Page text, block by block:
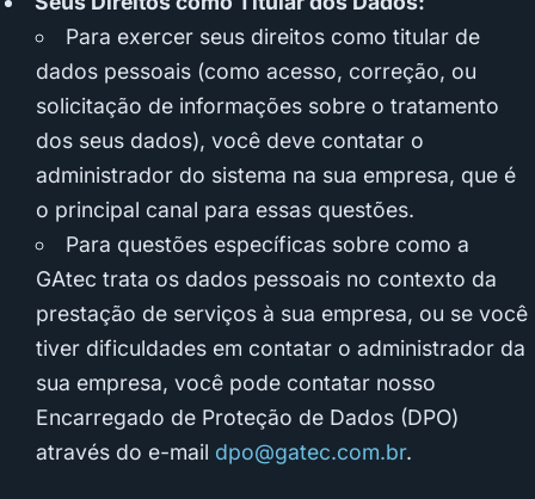
Para exercer seus direitos como titular de
dados pessoais (como acesso, correção, ou
solicitação de informações sobre o tratamento
dos seus dados), você deve contatar o
administrador do sistema na sua empresa, que é
o principal canal para essas questões.
Para questões específicas sobre como a
GAtec trata os dados pessoais no contexto da
prestação de serviços à sua empresa, ou se você
tiver dificuldades em contatar o administrador da
sua empresa, você pode contatar nosso
Encarregado de Proteção de Dados (DPO)
através do e-mail dpo@gatec.com.br.